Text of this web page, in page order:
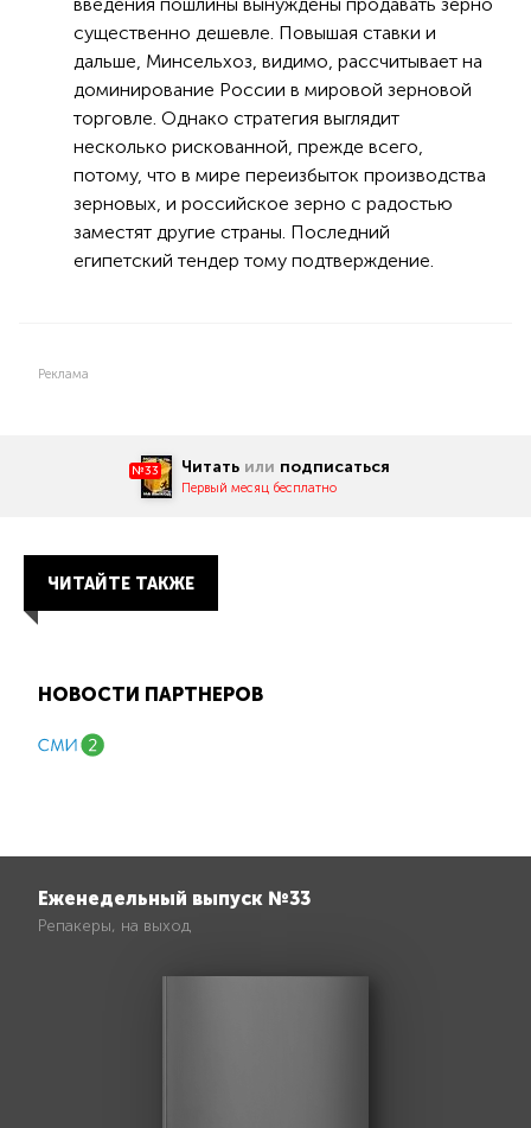
существенно дешевле. Повышая ставки и
дальше, Минсельхоз, видимо, рассчитывает на
доминирование России в мировой зерновой
торговле. Однако стратегия выглядит
несколько рискованной, прежде всего,
потому, что в мире переизбыток производства
зерновых, и российское зерно с радостью
заместят другие страны. Последний
египетский тендер тому подтверждение.
Реклама
№33 Читать или подписаться
Первый месяц бесплатно
ЧИТАЙТЕ ТАКЖЕ
НОВОСТИ ПАРТНЕРОВ
Еженедельный выпуск №33
Репакеры, на выход